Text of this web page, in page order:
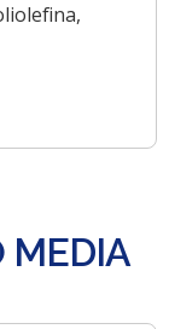
MEDIA